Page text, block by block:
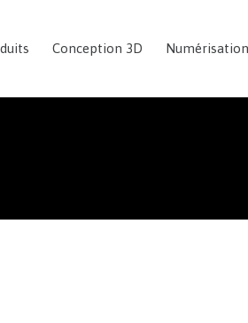
Conception 3D